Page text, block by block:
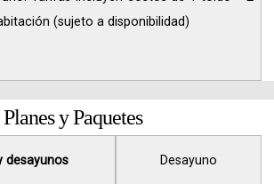
(sujeto a disponibilidad)
Planes y Paquetes
desayunos Desayuno